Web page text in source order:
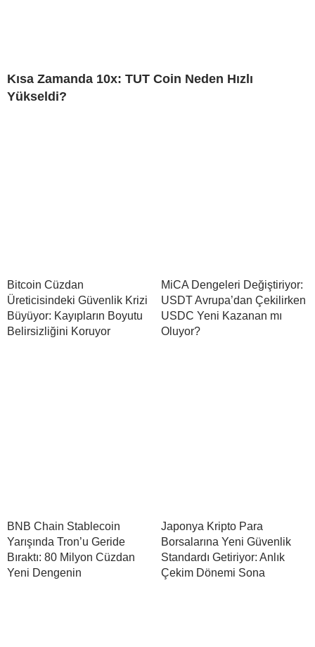
Kısa Zamanda 10x: TUT Coin Neden Hızlı
Yükseldi?
Bitcoin Cüzdan
Üreticisindeki Güvenlik Krizi
Büyüyor: Kayıpların Boyutu
Belirsizliğini Koruyor
MiCA Dengeleri Değiştiriyor:
USDT Avrupa’dan Çekilirken
USDC Yeni Kazanan mı
Oluyor?
BNB Chain Stablecoin
Yarışında Tron’u Geride
Bıraktı: 80 Milyon Cüzdan
Yeni Dengenin
Japonya Kripto Para
Borsalarına Yeni Güvenlik
Standardı Getiriyor: Anlık
Çekim Dönemi Sona